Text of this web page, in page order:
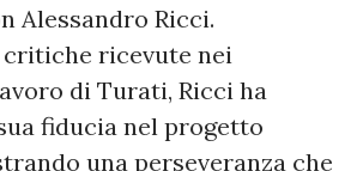
Alessandro Ricci.
ricevute nei
di Turati, Ricci ha
fiducia nel progetto
una perseveranza che